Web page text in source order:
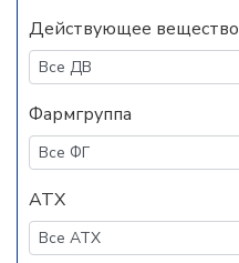
Действующее вещество
Фармгруппа
АТХ